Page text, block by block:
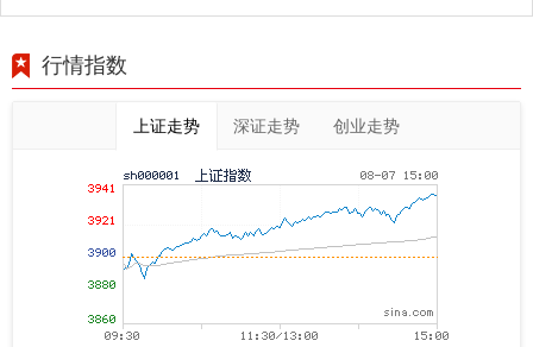
行情指数
上证走势 深证走势 创业走势